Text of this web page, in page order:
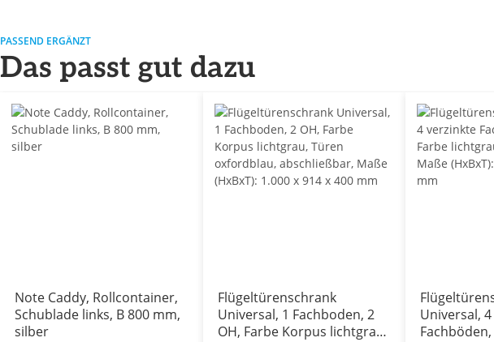
PASSEND ERGÄNZT
Das passt gut dazu
Note Caddy, Rollcontainer,
Schublade links, B 800 mm,
silber
Flügeltürenschrank
Universal, 1 Fachboden, 2
OH, Farbe Korpus lichtgrau,
Universal,